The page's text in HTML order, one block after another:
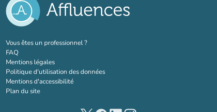
Vous êtes un professionnel ?(nouvel onglet)
FAQ
Mentions légales
Politique d'utilisation des données
Mentions d'accessibilité
Plan du site